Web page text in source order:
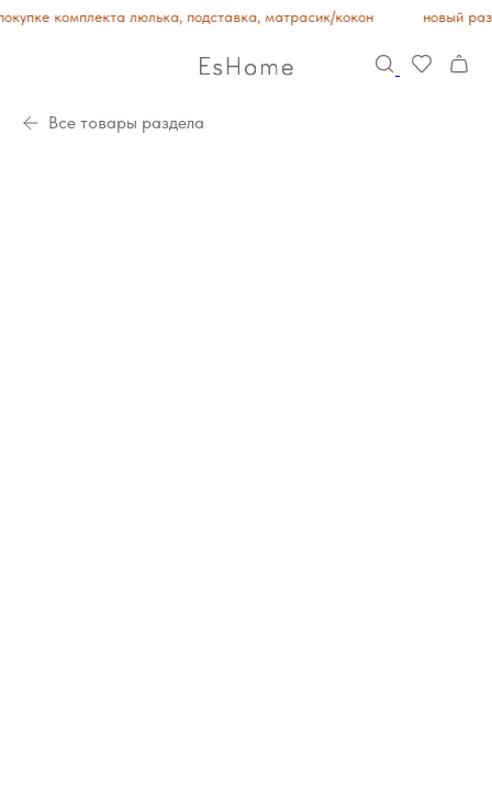
комплекта люлька, подставка, матрасик/кокон новый
Все товары раздела